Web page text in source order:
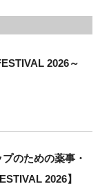
2026～
のための薬事・
2026】